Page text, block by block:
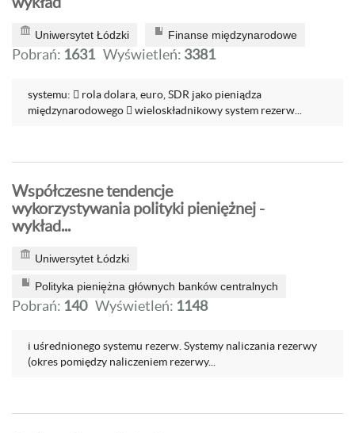
Uniwersytet Łódzki Finanse międzynarodowe
Pobrań: 1631 Wyświetleń: 3381
systemu:  rola dolara, euro, SDR jako pieniądza
międzynarodowego  wieloskładnikowy system rezerw...
Współczesne tendencje
wykorzystywania polityki pieniężnej -
wykład...
Uniwersytet Łódzki
Polityka pieniężna głównych banków centralnych
Pobrań: 140 Wyświetleń: 1148
i uśrednionego systemu rezerw. Systemy naliczania rezerwy
(okres pomiędzy naliczeniem rezerwy...